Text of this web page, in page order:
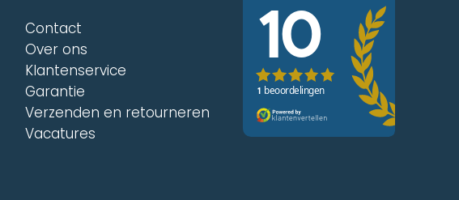
Contact
Over ons
Klantenservice
Garantie
Verzenden en retourneren
Vacatures